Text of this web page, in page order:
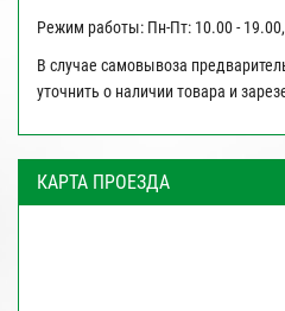
Режим работы: Пн-Пт: 10.00 -
В случае самовывоза
уточнить о наличии товара и
КАРТА ПРОЕЗДА